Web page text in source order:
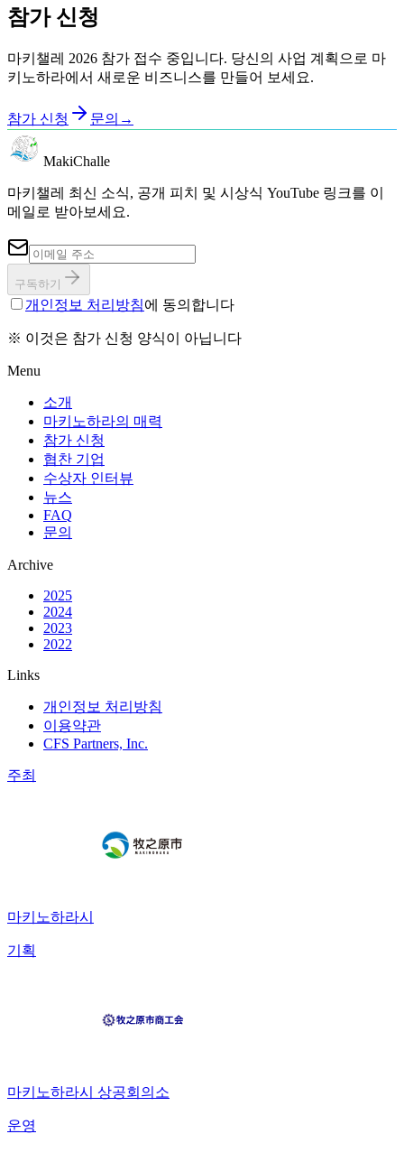
참가 신청
마키챌레 2026 참가 접수 중입니다. 당신의 사업 계획으로 마
키노하라에서 새로운 비즈니스를 만들어 보세요.
참가 신청 문의 →
MakiChalle
마키챌레 최신 소식, 공개 피치 및 시상식 YouTube 링크를 이
메일로 받아보세요.
구독하기
개인정보 처리방침에 동의합니다
※ 이것은 참가 신청 양식이 아닙니다
Menu
소개
마키노하라의 매력
참가 신청
협찬 기업
수상자 인터뷰
뉴스
FAQ
문의
Archive
2025
2024
2023
2022
Links
개인정보 처리방침
이용약관
CFS Partners, Inc.
주최
마키노하라시
기획
마키노하라시 상공회의소
운영